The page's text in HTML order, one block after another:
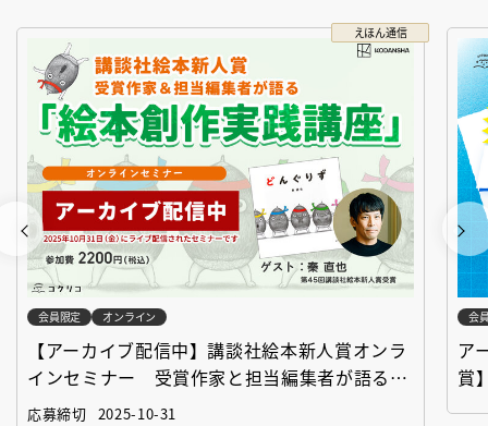
えほん通信
会員限定 オンライン
【アーカイブ配信中】講談社絵本新人賞オンラ
インセミナー 受賞作家と担当編集者が語る
「絵本創作実践講座」
応募締切 2025-10-31
会
ア
賞